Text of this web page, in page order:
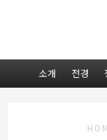
소개 전경